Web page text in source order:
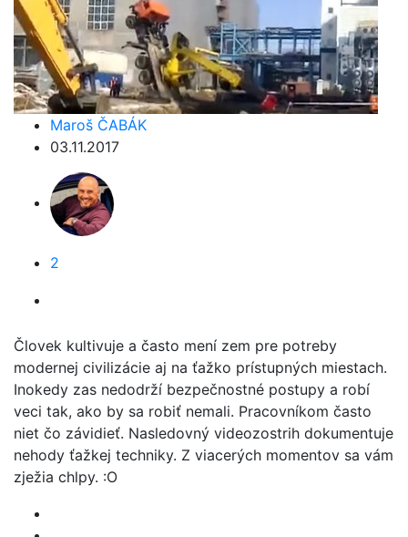
Maroš ČABÁK
03.11.2017
2
Človek kultivuje a často mení zem pre potreby
modernej civilizácie aj na ťažko prístupných miestach.
Inokedy zas nedodrží bezpečnostné postupy a robí
veci tak, ako by sa robiť nemali. Pracovníkom často
niet čo závidieť. Nasledovný videozostrih dokumentuje
nehody ťažkej techniky. Z viacerých momentov sa vám
zježia chlpy. :O